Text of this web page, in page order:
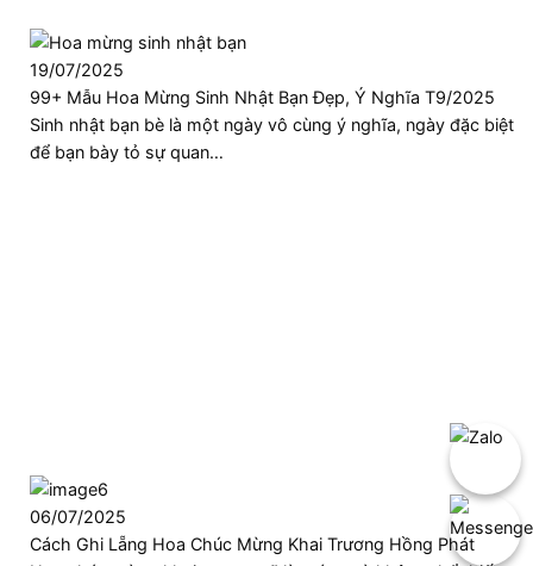
19/07/2025
99+ Mẫu Hoa Mừng Sinh Nhật Bạn Đẹp, Ý Nghĩa T9/2025
Sinh nhật bạn bè là một ngày vô cùng ý nghĩa, ngày đặc biệt
để bạn bày tỏ sự quan…
06/07/2025
Cách Ghi Lẵng Hoa Chúc Mừng Khai Trương Hồng Phát